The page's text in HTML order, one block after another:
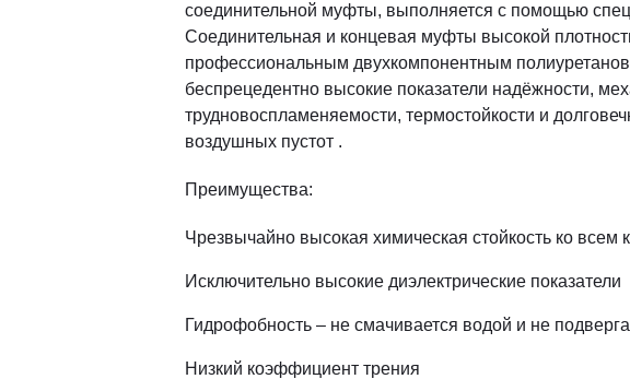
соединительной муфты, выполняется с помощью
Соединительная и концевая муфты высокой
профессиональным двухкомпонентным
беспрецедентно высокие показатели надёжности,
трудновоспламеняемости, термостойкости и
воздушных пустот .
Преимущества:
Чрезвычайно высокая химическая стойкость ко
Исключительно высокие диэлектрические показатели
Гидрофобность – не смачивается водой и не
Низкий коэффициент трения